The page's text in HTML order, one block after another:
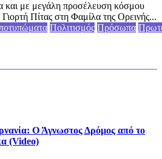
και με μεγάλη προσέλευση κόσμου
Πίτας στη Φαμίλα της Ορεινής...
Πολιτισμός Πρόσωπα
Ο Άγνωστος Δρόμος από το
(Video)